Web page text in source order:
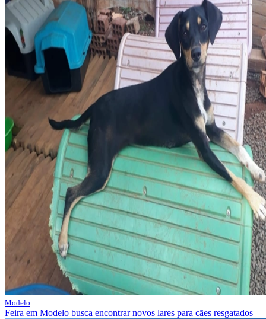
Modelo
Feira em Modelo busca encontrar novos lares para cães resgatados